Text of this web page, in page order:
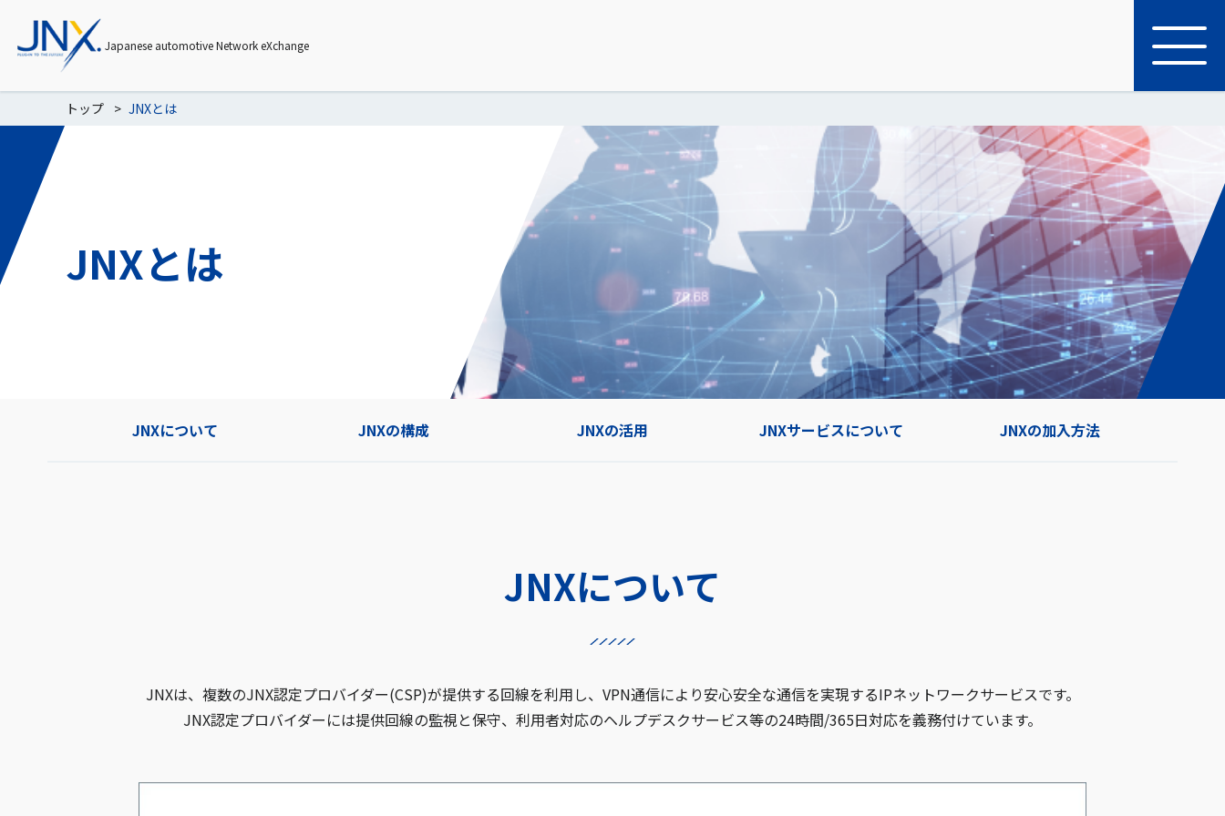
Japanese automotive Network eXchange
トップ JNXとは
JNXとは
JNXについて JNXの構成 JNXの活用 JNXサービスについて JNXの加入方法
JNXについて
JNXは、複数のJNX認定プロバイダー(CSP)が提供する回線を利用し、VPN通信により安心安全な通信を実現するIPネットワークサービスです。
JNX認定プロバイダーには提供回線の監視と保守、利用者対応のヘルプデスクサービス等の24時間/365日対応を義務付けています。